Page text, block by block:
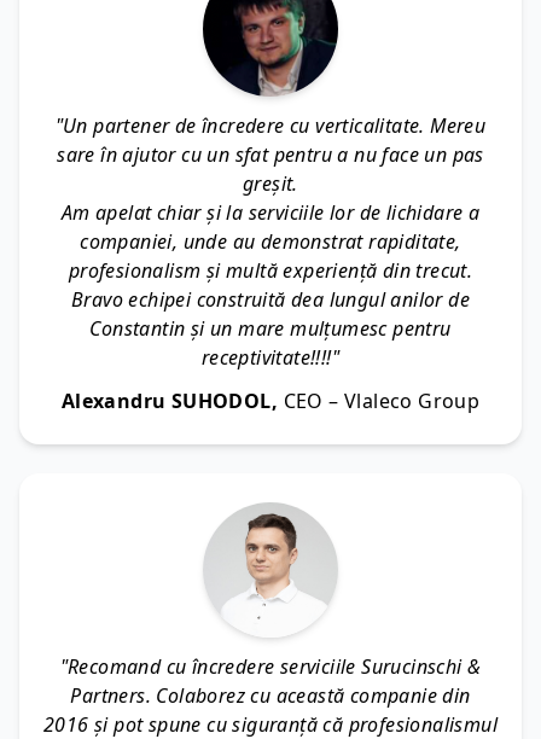
"Un partener de încredere cu verticalitate. Mereu
sare în ajutor cu un sfat pentru a nu face un pas
greșit.
Am apelat chiar și la serviciile lor de lichidare a
companiei, unde au demonstrat rapiditate,
profesionalism și multă experiență din trecut.
Bravo echipei construită dea lungul anilor de
Constantin și un mare mulțumesc pentru
receptivitate!!!!"
Alexandru SUHODOL, CEO – Vlaleco Group
"Recomand cu încredere serviciile Surucinschi &
Partners. Colaborez cu această companie din
2016 și pot spune cu siguranță că profesionalismul